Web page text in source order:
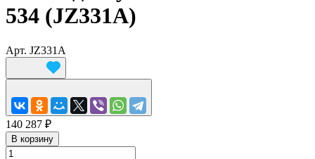
534 (JZ331A)
Арт. JZ331A
140 287 ₽
В корзину